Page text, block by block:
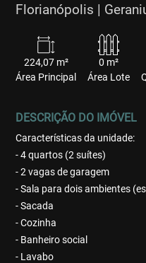
Florianópolis |
224,07 m²
Área Principal
0 m²
Área Lote
DESCRIÇÃO DO IMÓVEL
Características da unidade:
- 4 quartos (2 suítes)
- 2 vagas de garagem
- Sala para dois ambientes
- Sacada
- Cozinha
- Banheiro social
- Lavabo